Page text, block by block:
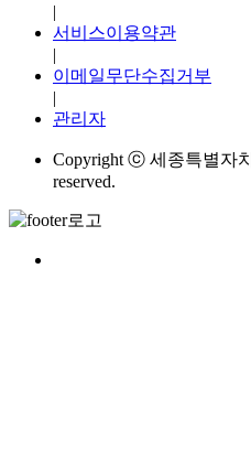
|
서비스이용약관
|
이메일무단수집거부
|
관리자
Copyright ⓒ 세종특별자
reserved.